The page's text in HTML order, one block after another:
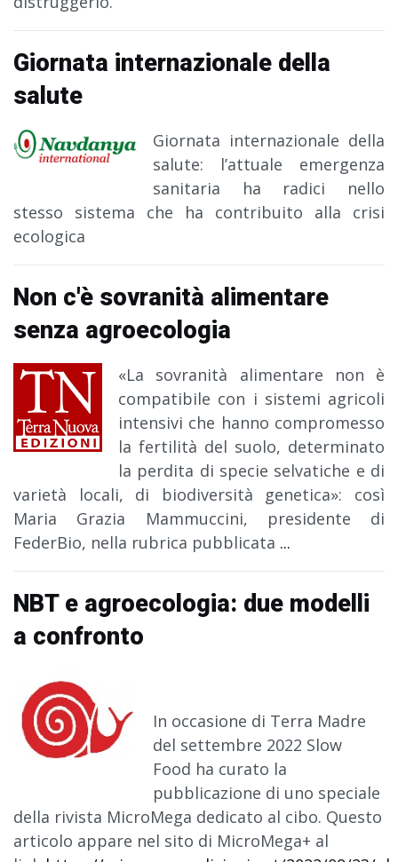
Giornata internazionale della
salute
Giornata internazionale della
salute: l’attuale emergenza
sanitaria ha radici nello
stesso sistema che ha contribuito alla crisi
ecologica
Non c'è sovranità alimentare
senza agroecologia
«La sovranità alimentare non è
compatibile con i sistemi agricoli
intensivi che hanno compromesso
la fertilità del suolo, determinato
la perdita di specie selvatiche e di
varietà locali, di biodiversità genetica»: così
Maria Grazia Mammuccini, presidente di
FederBio, nella rubrica pubblicata ...
NBT e agroecologia: due modelli
a confronto
In occasione di Terra Madre
del settembre 2022 Slow
Food ha curato la
pubblicazione di uno speciale
della rivista MicroMega dedicato al cibo. Questo
articolo appare nel sito di MicroMega+ al